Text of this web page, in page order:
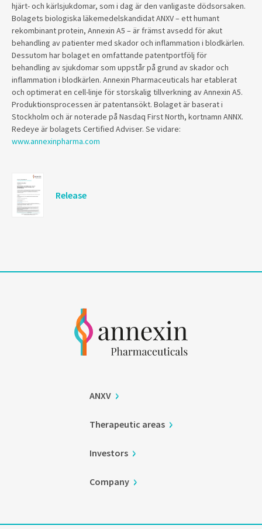
hjärt- och kärlsjukdomar, som i dag är den vanligaste dödsorsaken.
Bolagets biologiska läkemedelskandidat ANXV – ett humant
rekombinant protein, Annexin A5 – är främst avsedd för akut
behandling av patienter med skador och inflammation i blodkärlen.
Dessutom har bolaget en omfattande patentportfölj för
behandling av sjukdomar som uppstår på grund av skador och
inflammation i blodkärlen. Annexin Pharmaceuticals har etablerat
och optimerat en cell-linje för storskalig tillverkning av Annexin A5.
Produktionsprocessen är patentansökt. Bolaget är baserat i
Stockholm och är noterade på Nasdaq First North, kortnamn ANNX.
Redeye är bolagets Certified Adviser. Se vidare:
www.annexinpharma.com
Release
ANXV
Therapeutic areas
Investors
Company